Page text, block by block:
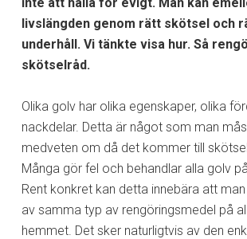
livslängden genom rätt skötsel och
underhåll. Vi tänkte visa hur. Så
skötselråd.
Olika golv har olika egenskaper, olika
nackdelar. Detta är något som man
medveten om då det kommer till
Många gör fel och behandlar alla golv
Rent konkret kan detta innebära att
av samma typ av rengöringsmedel på
hemmet. Det sker naturligtvis av den